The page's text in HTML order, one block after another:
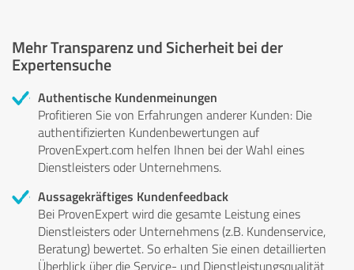
Mehr Transparenz und Sicherheit bei der
Expertensuche
Authentische Kundenmeinungen
Profitieren Sie von Erfahrungen anderer Kunden: Die
authentifizierten Kundenbewertungen auf
ProvenExpert.com helfen Ihnen bei der Wahl eines
Dienstleisters oder Unternehmens.
Aussagekräftiges Kundenfeedback
Bei ProvenExpert wird die gesamte Leistung eines
Dienstleisters oder Unternehmens (z.B. Kundenservice,
Beratung) bewertet. So erhalten Sie einen detaillierten
Überblick über die Service- und Dienstleistungsqualität